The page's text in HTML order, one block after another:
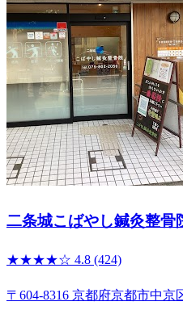
二条城こばやし鍼灸整骨
★★★★☆ 4.8 (424)
〒604-8316 京都府京都市中